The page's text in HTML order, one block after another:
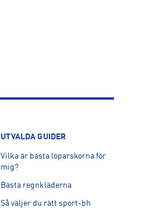
UTVALDA GUIDER
Vilka är bästa löparskorna för
mig?
Bästa regnkläderna
Så väljer du rätt sport-bh